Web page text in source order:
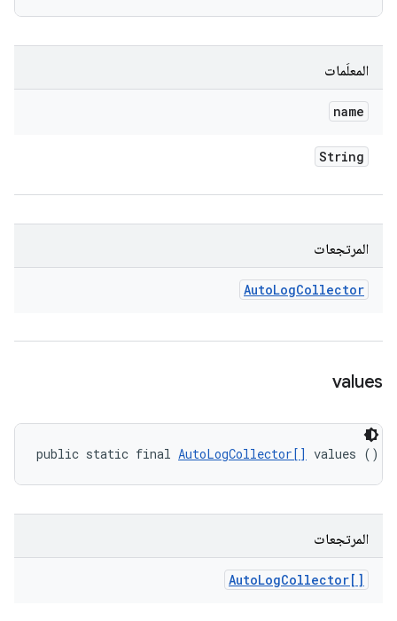
المعلَمات
name
String
المرتجعات
AutoLogCollector
values
public static final AutoLogCollector[] values ()
المرتجعات
AutoLogCollector[]